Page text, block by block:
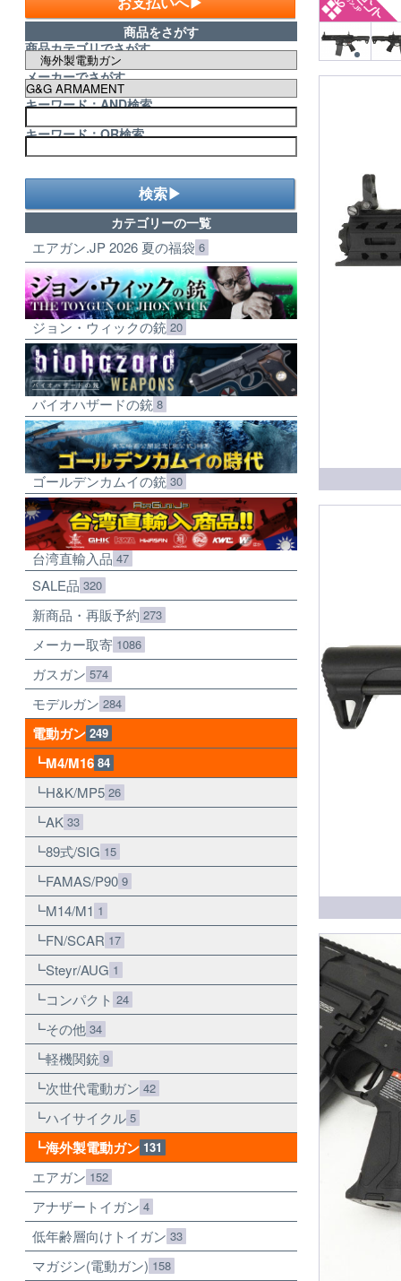
商品をさがす
商品カテゴリでさがす
メーカーでさがす
キーワード：AND検索
キーワード：OR検索
検索▶
カテゴリーの一覧
エアガン.JP 2026 夏の福袋 6
ジョン・ウィックの銃 20
バイオハザードの銃 8
ゴールデンカムイの銃 30
台湾直輸入品 47
SALE品 320
新商品・再販予約 273
メーカー取寄 1086
ガスガン 574
モデルガン 284
電動ガン 249
M4/M16 84
H&K/MP5 26
AK 33
89式/SIG 15
FAMAS/P90 9
M14/M1 1
FN/SCAR 17
Steyr/AUG 1
コンパクト 24
その他 34
軽機関銃 9
次世代電動ガン 42
ハイサイクル 5
海外製電動ガン 131
エアガン 152
アナザートイガン 4
低年齢層向けトイガン 33
マガジン(電動ガン) 158